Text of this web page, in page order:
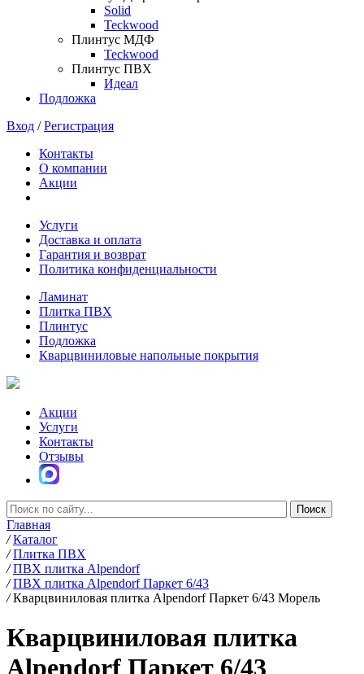
Solid
Teckwood
Плинтус МДФ
Teckwood
Плинтус ПВХ
Идеал
Подложка
Вход /Регистрация
Контакты
О компании
Акции
Услуги
Доставка и оплата
Гарантия и возврат
Политика конфиденциальности
Ламинат
Плитка ПВХ
Плинтус
Подложка
Кварцвиниловые напольные покрытия
Акции
Услуги
Контакты
Отзывы
Главная
/ Каталог
/ Плитка ПВХ
/ ПВХ плитка Alpendorf
/ ПВХ плитка Alpendorf Паркет 6/43
/ Кварцвиниловая плитка Alpendorf Паркет 6/43 Морель
Кварцвиниловая плитка
Alpendorf Паркет 6/43